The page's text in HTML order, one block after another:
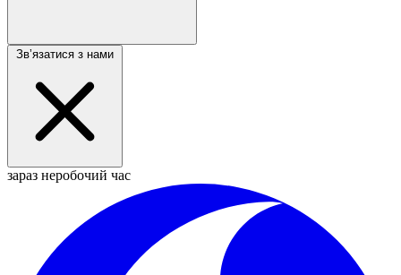
Звʼязатися з нами
зараз неробочий час